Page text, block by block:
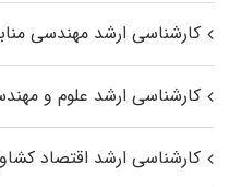
کارشناسی ارشد مهندسی
کارشناسی ارشد علوم و
کارشناسی ارشد اقتصاد